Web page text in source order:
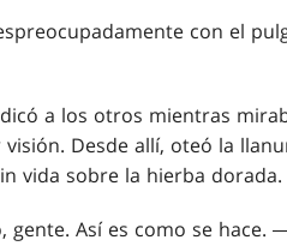
con el
a los otros mientras
Desde allí, oteó la
vida sobre la hierba dorada.
gente. Así es como se